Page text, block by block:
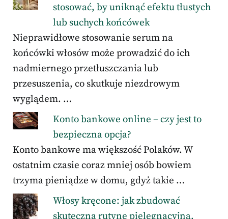
stosować, by uniknąć efektu tłustych
lub suchych końcówek
Nieprawidłowe stosowanie serum na
końcówki włosów może prowadzić do ich
nadmiernego przetłuszczania lub
przesuszenia, co skutkuje niezdrowym
wyglądem. …
Konto bankowe online – czy jest to
bezpieczna opcja?
Konto bankowe ma większość Polaków. W
ostatnim czasie coraz mniej osób bowiem
trzyma pieniądze w domu, gdyż takie …
Włosy kręcone: jak zbudować
skuteczną rutynę pielęgnacyjną,